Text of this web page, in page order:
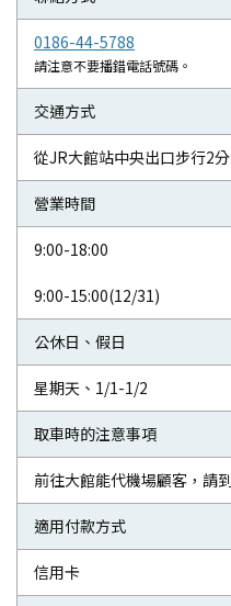
0186-44-5788
請注意不要播錯電話號碼。
交通方式
從JR大館站中央出口步行2
營業時間
9:00-18:00
9:00-15:00(12/31)
公休日、假日
星期天、1/1-1/2
取車時的注意事項
前往大館能代機場顧客，請
適用付款方式
信用卡